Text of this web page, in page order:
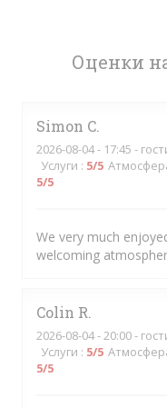
Оценки
Simon C
2026-08-04- 17:45 -
Услуги : 5/5
5/5
We very much
welcoming
Colin R
2026-08-04- 20:00 -
Услуги : 5/5
5/5